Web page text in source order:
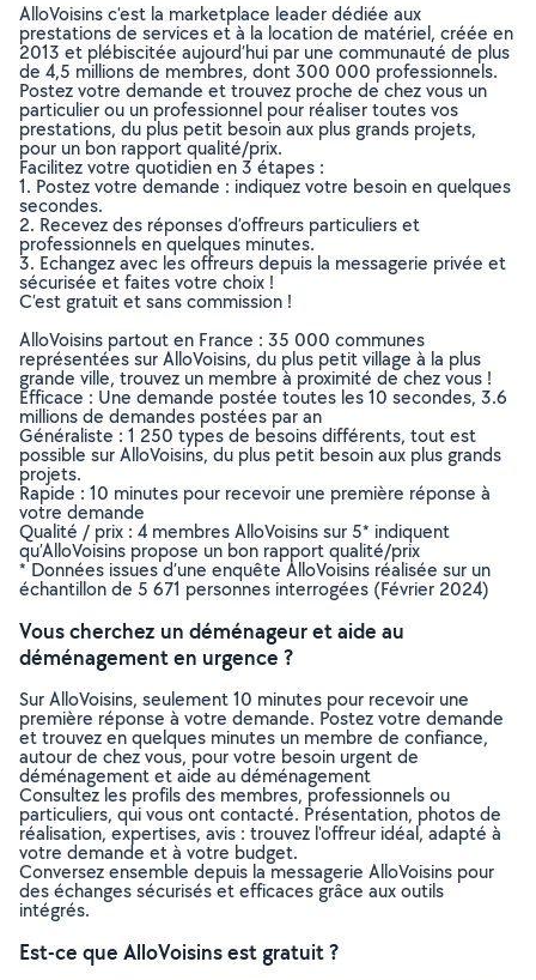
AlloVoisins c’est la marketplace leader dédiée aux
prestations de services et à la location de matériel, créée en
2013 et plébiscitée aujourd’hui par une communauté de plus
de 4,5 millions de membres, dont 300 000 professionnels.
Postez votre demande et trouvez proche de chez vous un
particulier ou un professionnel pour réaliser toutes vos
prestations, du plus petit besoin aux plus grands projets,
pour un bon rapport qualité/prix.
Facilitez votre quotidien en 3 étapes :
1. Postez votre demande : indiquez votre besoin en quelques
secondes.
2. Recevez des réponses d’offreurs particuliers et
professionnels en quelques minutes.
3. Echangez avec les offreurs depuis la messagerie privée et
sécurisée et faites votre choix !
C’est gratuit et sans commission !
AlloVoisins partout en France : 35 000 communes
représentées sur AlloVoisins, du plus petit village à la plus
grande ville, trouvez un membre à proximité de chez vous !
Efficace : Une demande postée toutes les 10 secondes, 3.6
millions de demandes postées par an
Généraliste : 1 250 types de besoins différents, tout est
possible sur AlloVoisins, du plus petit besoin aux plus grands
projets.
Rapide : 10 minutes pour recevoir une première réponse à
votre demande
Qualité / prix : 4 membres AlloVoisins sur 5* indiquent
qu’AlloVoisins propose un bon rapport qualité/prix
* Données issues d’une enquête AlloVoisins réalisée sur un
échantillon de 5 671 personnes interrogées (Février 2024)
Vous cherchez un déménageur et aide au
déménagement en urgence ?
Sur AlloVoisins, seulement 10 minutes pour recevoir une
première réponse à votre demande. Postez votre demande
et trouvez en quelques minutes un membre de confiance,
autour de chez vous, pour votre besoin urgent de
déménagement et aide au déménagement
Consultez les profils des membres, professionnels ou
particuliers, qui vous ont contacté. Présentation, photos de
réalisation, expertises, avis : trouvez l'offreur idéal, adapté à
votre demande et à votre budget.
Conversez ensemble depuis la messagerie AlloVoisins pour
des échanges sécurisés et efficaces grâce aux outils
intégrés.
Est-ce que AlloVoisins est gratuit ?